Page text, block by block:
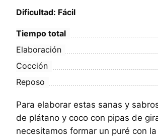
Dificultad: Fácil
Tiempo total
Elaboración
Cocción
Reposo
Para elaborar estas sanas y
de plátano y coco con pipas de
necesitamos formar un puré con